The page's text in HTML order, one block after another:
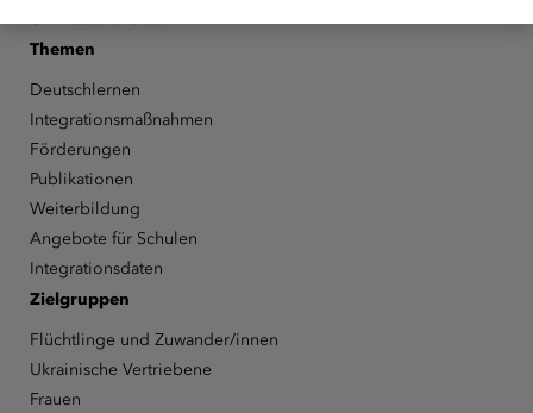
Themen
Deutschlernen
Integrationsmaßnahmen
Förderungen
Publikationen
Weiterbildung
Angebote für Schulen
Integrationsdaten
Zielgruppen
Flüchtlinge und Zuwander/innen
Ukrainische Vertriebene
Frauen